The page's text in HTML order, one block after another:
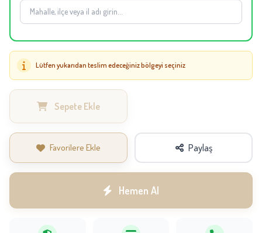
Lütfen yukarıdan teslim edeceğiniz bölgeyi seçiniz
Sepete Ekle
Favorilere Ekle Paylaş
Hemen Al